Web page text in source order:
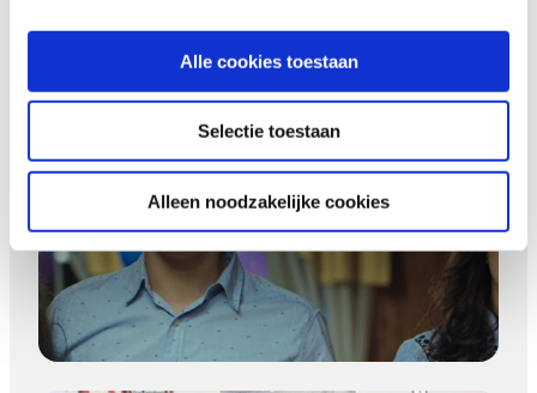
Alle cookies toestaan
Selectie toestaan
Alleen noodzakelijke cookies
Todos Cambiamos wint Hivos
Free to be me Award